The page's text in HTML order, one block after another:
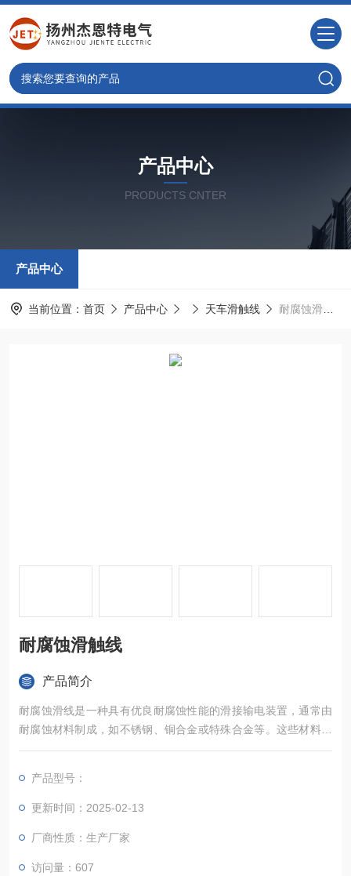
产品中心
PRODUCTS CNTER
产品中心
当前位置： 首页 产品中心 天车滑触线 耐腐蚀滑触线
耐腐蚀滑触线
产品简介
耐腐蚀滑线是一种具有优良耐腐蚀性能的滑接输电装置，通常由
耐腐蚀材料制成，如不锈钢、铜合金或特殊合金等。这些材料能
够有效抵抗酸、碱、盐等腐蚀性物质的侵蚀，从而延长滑线的使
产品型号：
更新时间：2025-02-13
厂商性质：生产厂家
访问量：607